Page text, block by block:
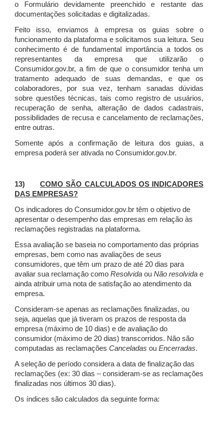
o Formulário devidamente preenchido e restante das
documentações solicitadas e digitalizadas.
Feito isso, enviamos à empresa os guias sobre o
funcionamento da plataforma e solicitamos sua leitura. Seu
conhecimento é de fundamental importância a todos os
representantes da empresa que utilizarão o
Consumidor.gov.br, a fim de que o consumidor tenha um
tratamento adequado de suas demandas, e que os
colaboradores, por sua vez, tenham sanadas dúvidas
sobre questões técnicas, tais como registro de usuários,
recuperação de senha, alteração de dados cadastrais,
possibilidades de recusa e cancelamento de reclamações,
entre outras.
Somente após a confirmação de leitura dos guias, a
empresa poderá ser ativada no Consumidor.gov.br.
13)COMO SÃO CALCULADOS OS INDICADORES
DAS EMPRESAS?
Os indicadores do Consumidor.gov.br têm o objetivo de
apresentar o desempenho das empresas em relação às
reclamações registradas na plataforma.
Essa avaliação se baseia no comportamento das próprias
empresas, bem como nas avaliações de seus
consumidores, que têm um prazo de até 20 dias para
avaliar sua reclamação como Resolvida ou Não resolvida e
ainda atribuir uma nota de satisfação ao atendimento da
empresa.
Consideram-se apenas as reclamações finalizadas, ou
seja, aquelas que já tiveram os prazos de resposta da
empresa (máximo de 10 dias) e de avaliação do
consumidor (máximo de 20 dias) transcorridos. Não são
computadas as reclamações Canceladas ou Encerradas.
A seleção de período considera a data de finalização das
reclamações (ex: 30 dias – consideram-se as reclamações
finalizadas nos últimos 30 dias).
Os índices são calculados da seguinte forma: